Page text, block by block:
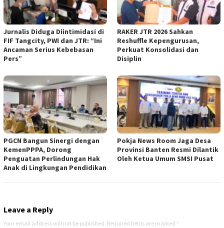
Jurnalis Diduga Diintimidasi di
FIF Tangcity, PWI dan JTR: “Ini
Ancaman Serius Kebebasan
Pers”
RAKER JTR 2026 Sahkan
Reshuffle Kepengurusan,
Perkuat Konsolidasi dan
Disiplin
PGCN Bangun Sinergi dengan
KemenPPPA, Dorong
Penguatan Perlindungan Hak
Anak di Lingkungan Pendidikan
Pokja News Room Jaga Desa
Provinsi Banten Resmi Dilantik
Oleh Ketua Umum SMSI Pusat
Leave a Reply
Your email address will not be published. Required fields are marked *